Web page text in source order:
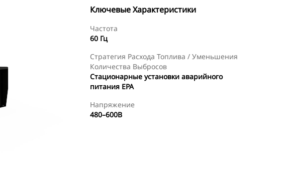
Ключевые Характеристики
Частота
60 Гц
Стратегия Расхода Топлива / Уменьшения
Количества Выбросов
Стационарные установки аварийного
питания EPA
Напряжение
480–600В